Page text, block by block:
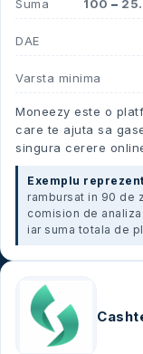
Suma 100 –
DAE
Varsta minima
Moneezy este o
care te ajuta sa
singura cerere
Exemplu
rambursat in 90 de
comision de
iar suma totala de